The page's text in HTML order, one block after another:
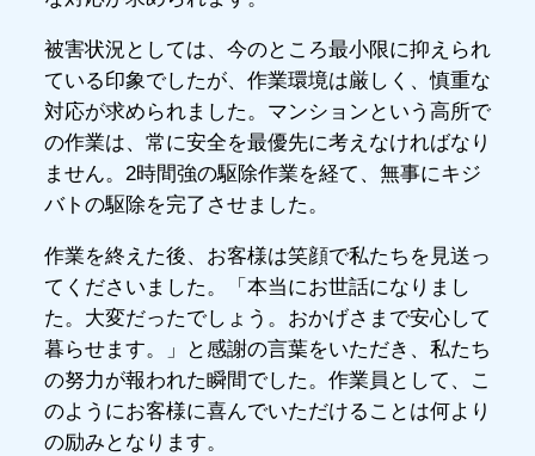
被害状況としては、今のところ最小限に抑えられ
ている印象でしたが、作業環境は厳しく、慎重な
対応が求められました。マンションという高所で
の作業は、常に安全を最優先に考えなければなり
ません。2時間強の駆除作業を経て、無事にキジ
バトの駆除を完了させました。
作業を終えた後、お客様は笑顔で私たちを見送っ
てくださいました。「本当にお世話になりまし
た。大変だったでしょう。おかげさまで安心して
暮らせます。」と感謝の言葉をいただき、私たち
の努力が報われた瞬間でした。作業員として、こ
のようにお客様に喜んでいただけることは何より
の励みとなります。